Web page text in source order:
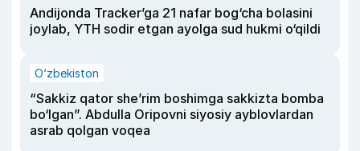
Andijonda Tracker’ga 21 nafar bog‘cha bolasini
joylab, YTH sodir etgan ayolga sud hukmi o‘qildi
O‘zbekiston
“Sakkiz qator she’rim boshimga sakkizta bomba
bo‘lgan”. Abdulla Oripovni siyosiy ayblovlardan
asrab qolgan voqea